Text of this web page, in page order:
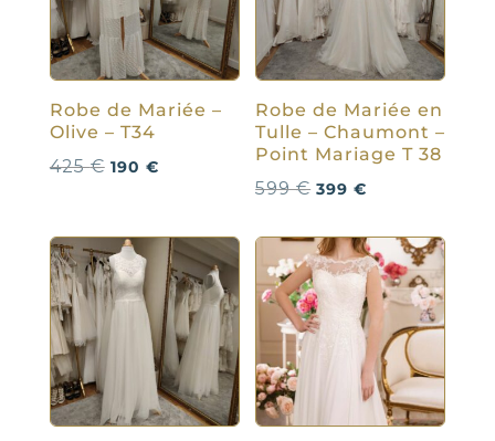
Robe de Mariée –
Olive – T34
425€ Le
était :
425 €.
190 €Le
est :
190 €.
Robe de Mariée en
Tulle – Chaumont –
Point Mariage T 38
599€ Le
initial
était :
599 €.
399€
actuel
est :
399 €.